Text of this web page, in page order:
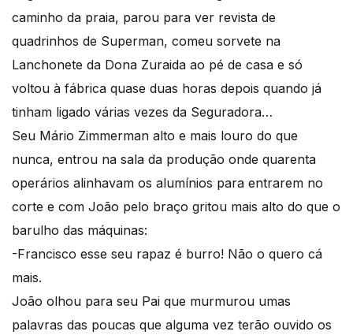
caminho da praia, parou para ver revista de
quadrinhos de Superman, comeu sorvete na
Lanchonete da Dona Zuraida ao pé de casa e só
voltou à fábrica quase duas horas depois quando já
tinham ligado várias vezes da Seguradora…
Seu Mário Zimmerman alto e mais louro do que
nunca, entrou na sala da produção onde quarenta
operários alinhavam os alumínios para entrarem no
corte e com João pelo braço gritou mais alto do que o
barulho das máquinas:
-Francisco esse seu rapaz é burro! Não o quero cá
mais.
João olhou para seu Pai que murmurou umas
palavras das poucas que alguma vez terão ouvido os